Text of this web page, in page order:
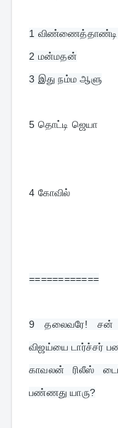
1 விண்ணைத்தாண்டி
2 மன்மதன்
3 இது நம்ம ஆளு
5 தொட்டி ஜெயா
4 கோவில்
============
9 தலைவரே! சன்
விஜய்யை டார்ச்சர்
காவலன் ரிலீஸ்
பண்ணது யாரு?